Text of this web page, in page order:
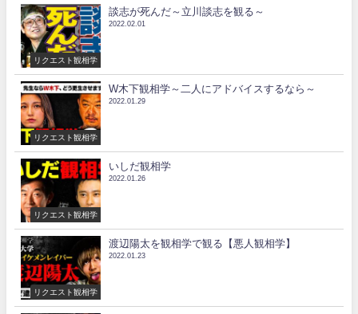
リクエスト観相学
談志が死んだ～立川談志を観る～
2022.02.01
リクエスト観相学
W木下観相学～二人にアドバイスするなら～
2022.01.29
リクエスト観相学
いしだ観相学
2022.01.26
リクエスト観相学
渡辺陽太を観相学で観る【悪人観相学】
2022.01.23